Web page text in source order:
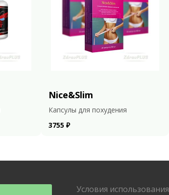
Nice&Slim
Капсулы для похудения
3755 ₽
Условия использования